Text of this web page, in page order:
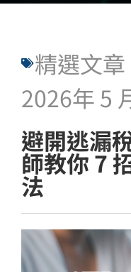
精選文章
2026年 5
避開逃漏
師教你 7
法